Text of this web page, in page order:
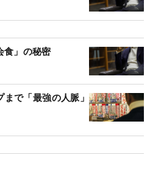
食」の秘密
で「最強の人脈」